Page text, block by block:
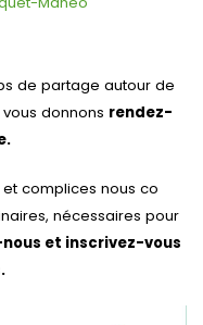
de partage autour de
donnons rendez-
complices nous co
nécessaires pour
et inscrivez-vous